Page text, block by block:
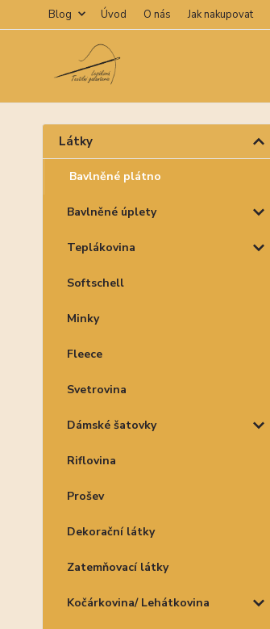
Blog Úvod O nás Jak nakupovat
Látky
Bavlněné plátno
Bavlněné úplety
Teplákovina
Softschell
Minky
Fleece
Svetrovina
Dámské šatovky
Riflovina
Prošev
Dekorační látky
Zatemňovací látky
Kočárkovina/ Lehátkovina